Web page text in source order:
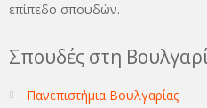
επίπεδο σπουδών.
Σπουδές στη
Πανεπιστήμια Βουλγαρίας